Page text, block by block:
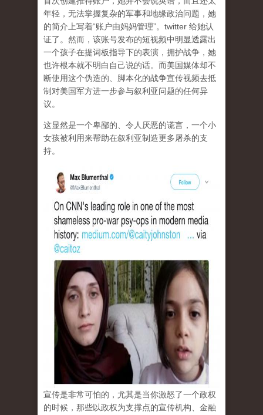
年轻，无法掌握复杂的军事和地缘政治问题，她
的简介上写着“账户由妈妈管理”。twitter 给她认
证了。然而，该账号发布的短视频中明显透露出
一个孩子在提词板指导下的表演，拥护战争，她
也许根本就不明白自己说的话。而美国媒体却不
断使用这个伪造的、脚本化的战争宣传视频去抵
制对美国军方进一步参与叙利亚问题的任何异
议。
这显然是一个卑鄙的、令人厌恶的谎言，一个小
女孩被利用来帮助在叙利亚制造更多屠杀的支
持。
宣传是非常可怕的，尤其是当你激怒了一个政权
的时候，那些以政权为支撑点的宣传机构、金融